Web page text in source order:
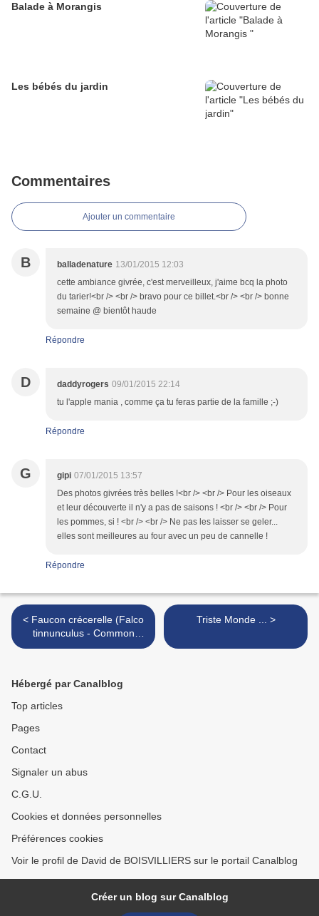
Balade à Morangis
Les bébés du jardin
Commentaires
Ajouter un commentaire
B balladenature 13/01/2015 12:03
cette ambiance givrée, c'est merveilleux, j'aime bcq la photo
du tarier!<br /> <br /> bravo pour ce billet.<br /> <br /> bonne
semaine @ bientôt haude
Répondre
D daddyrogers 09/01/2015 22:14
tu l'apple mania , comme ça tu feras partie de la famille ;-)
Répondre
G gipi 07/01/2015 13:57
Des photos givrées très belles !<br /> <br /> Pour les oiseaux
et leur découverte il n'y a pas de saisons ! <br /> <br /> Pour
les pommes, si ! <br /> <br /> Ne pas les laisser se geler...
elles sont meilleures au four avec un peu de cannelle !
Répondre
< Faucon crécerelle (Falco
tinnunculus - Common
Kestrel)
Triste Monde ... >
Hébergé par Canalblog
Top articles
Pages
Contact
Signaler un abus
C.G.U.
Cookies et données personnelles
Préférences cookies
Voir le profil de David de BOISVILLIERS sur le portail Canalblog
Créer un blog sur Canalblog